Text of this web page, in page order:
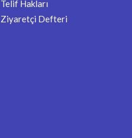
Telif Hakları
Ziyaretçi Defteri